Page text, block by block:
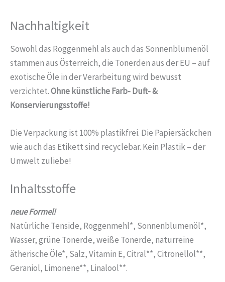
Nachhaltigkeit
Sowohl das Roggenmehl als auch das Sonnenblumenöl
stammen aus Österreich, die Tonerden aus der EU – auf
exotische Öle in der Verarbeitung wird bewusst
verzichtet.Ohne künstliche Farb- Duft- &
Konservierungsstoffe!
Die Verpackung ist 100% plastikfrei. Die Papiersäckchen
wie auch das Etikett sind recyclebar. Kein Plastik – der
Umwelt zuliebe!
Inhaltsstoffe
neue Formel!
Natürliche Tenside, Roggenmehl*, Sonnenblumenöl*,
Wasser, grüne Tonerde, weiße Tonerde, naturreine
ätherische Öle*, Salz, Vitamin E, Citral**, Citronellol**,
Geraniol, Limonene**, Linalool**.